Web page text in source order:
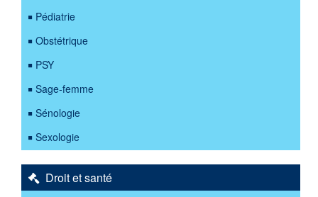
Pédiatrie
Obstétrique
PSY
Sage-femme
Sénologie
Sexologie
Droit et santé